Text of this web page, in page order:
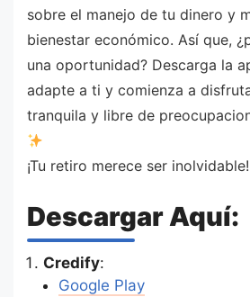
sobre el manejo de tu dinero y
bienestar económico. Así que,
una oportunidad? Descarga la
adapte a ti y comienza a
tranquila y libre de
¡Tu retiro merece ser inolvidable!
Descargar Aquí:
Credify:
Google Play